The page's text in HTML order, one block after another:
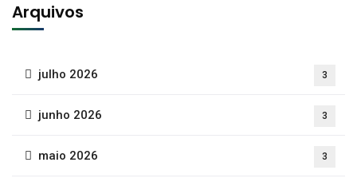
Arquivos
julho 2026 3
junho 2026 3
maio 2026 3